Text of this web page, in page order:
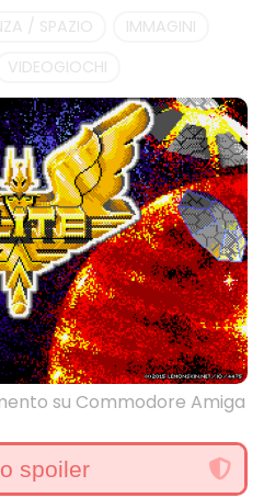
/ SPAZIO
IMMAGINI
VIDEOGIOCHI
su Commodore Amiga
spoiler